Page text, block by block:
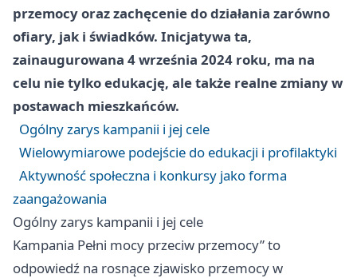
przemocy oraz zachęcenie do działania zarówno
ofiary, jak i świadków. Inicjatywa ta,
zainaugurowana 4 września 2024 roku, ma na
celu nie tylko edukację, ale także realne zmiany w
postawach mieszkańców.
Ogólny zarys kampanii i jej cele
Wielowymiarowe podejście do edukacji i profilaktyki
Aktywność społeczna i konkursy jako forma
zaangażowania
Ogólny zarys kampanii i jej cele
Kampania Pełni mocy przeciw przemocy” to
odpowiedź na rosnące zjawisko przemocy w